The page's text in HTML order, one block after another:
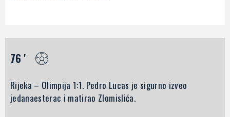
76 '
Rijeka – Olimpija 1:1. Pedro Lucas je sigurno izveo
jedanaesterac i matirao Zlomislića.